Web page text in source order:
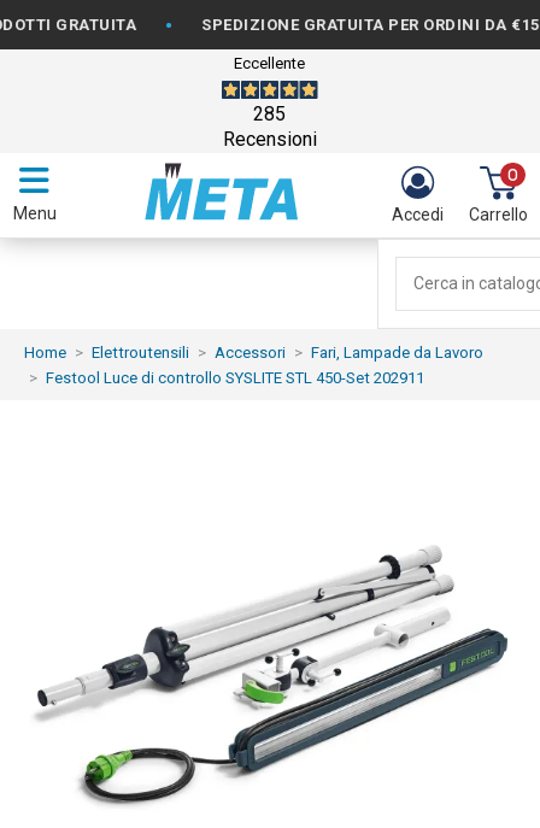
GRATUITA • SPEDIZIONE GRATUITA PER ORDINI DA €150 •
Eccellente
285
Recensioni
Menu Accedi
0
Carrello
Home Elettroutensili Accessori
Fari, Lampade da Lavoro
Festool Luce di controllo SYSLITE STL 450-Set 202911